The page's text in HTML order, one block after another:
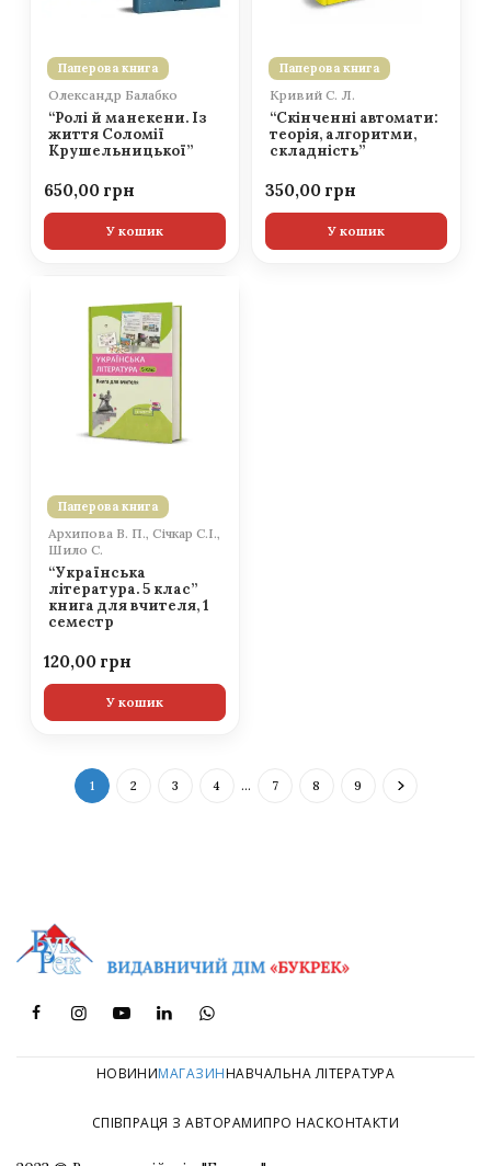
Паперова книга
Олександр Балабко
“Ролі й манекени. Із
життя Соломії
Крушельницької”
650,00
У кошик
Паперова книга
Кривий С. Л.
“Скінченні автомати:
теорія, алгоритми,
складність”
350,00
У кошик
Паперова книга
Архипова В. П., Січкар С.І.,
Шило С.
“Українська
література. 5 клас”
книга для вчителя, 1
семестр
120,00
У кошик
1 2 3 4 … 7 8 9
НОВИНИМАГАЗИННАВЧАЛЬНА ЛІТЕРАТУРА
СПІВПРАЦЯ З АВТОРАМИПРО НАСКОНТАКТИ